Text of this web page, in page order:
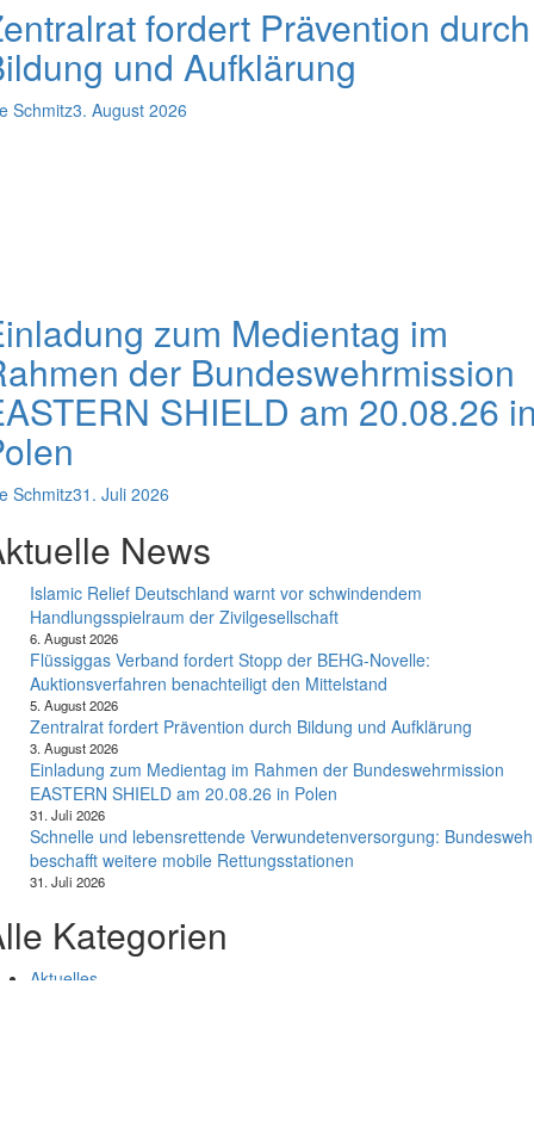
fordert Prävention durch
und Aufklärung
Schmitz3. August 2026
zum Medientag im
der Bundeswehrmission
SHIELD am 20.08.26
Schmitz31. Juli 2026
News
Islamic Relief Deutschland warnt vor schwindendem
Handlungsspielraum der Zivilgesellschaft
6. August 2026
Flüssiggas Verband fordert Stopp der BEHG-Novelle:
Auktionsverfahren benachteiligt den Mittelstand
5. August 2026
Zentralrat fordert Prävention durch Bildung und Aufklärung
3. August 2026
Einladung zum Medientag im Rahmen der Bundeswehrmission
EASTERN SHIELD am 20.08.26 in Polen
31. Juli 2026
Schnelle und lebensrettende Verwundetenversorgung:
beschafft weitere mobile Rettungsstationen
31. Juli 2026
Kategorien
Aktuelles